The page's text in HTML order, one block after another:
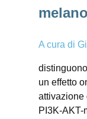
A cura di
un effetto
attivazione
PI3K-AKT-